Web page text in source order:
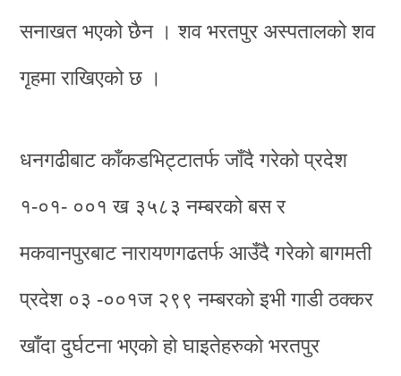
सनाखत भएको छैन । शव भरतपुर अस्पतालको शव
गृहमा राखिएको छ ।
धनगढीबाट काँकडभिट्टातर्फ जाँदै गरेको प्रदेश
१-०१- ००१ ख ३५८३ नम्बरको बस र
मकवानपुरबाट नारायणगढतर्फ आउँदै गरेको बागमती
प्रदेश ०३ -००१ज २९९ नम्बरको इभी गाडी ठक्कर
खाँदा दुर्घटना भएको हो घाइतेहरुको भरतपुर